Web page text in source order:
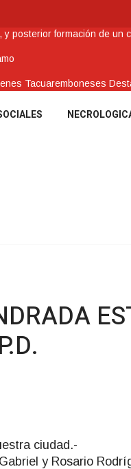
posterior formación de un
Tacuaremboneses
sociales y abrió
ciudad.-
y Rosario